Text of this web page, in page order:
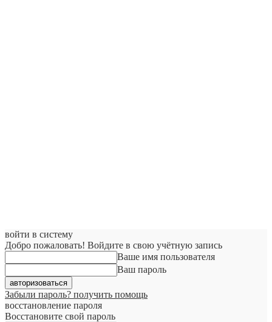
войти в систему
Добро пожаловать! Войдите в свою учётную запись
Ваше имя пользователя
Ваш пароль
Забыли пароль? получить помощь
восстановление пароля
Восстановите свой пароль